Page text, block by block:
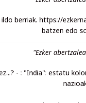
berriak. https://
batzen edo
"Ezker
- : "India": estatu